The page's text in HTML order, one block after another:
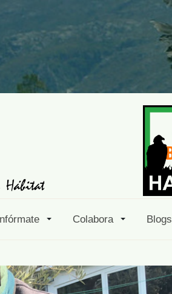
Colabora Blogs